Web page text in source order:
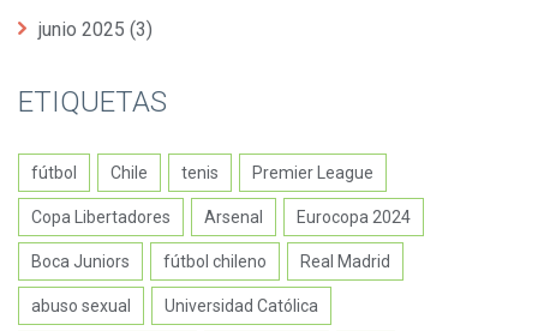
junio 2025 (3)
ETIQUETAS
fútbol Chile tenis Premier League
Copa Libertadores Arsenal Eurocopa 2024
Boca Juniors fútbol chileno Real Madrid
abuso sexual Universidad Católica